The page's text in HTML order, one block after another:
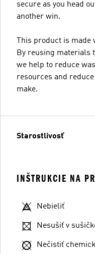
secure as you head
another win.
This product is
By reusing materials
we help to reduce
resources and
make.
Starostlivosť
INŠTRUKCIE NA
Nebieliť
Nesušiť v
Nečistiť